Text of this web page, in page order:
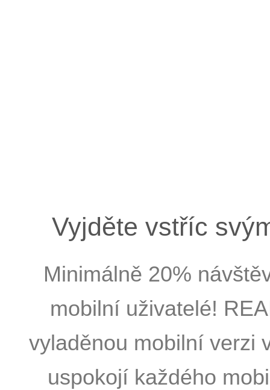
Vyjděte vstříc
Minimálně 20%
mobilní uživatelé!
vyladěnou mobilní verzi
uspokojí každého